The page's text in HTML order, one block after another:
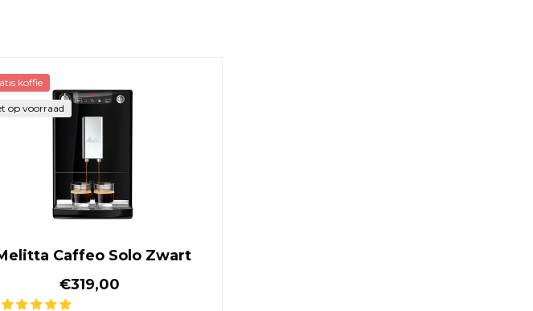
Caffeo Solo Zwart
Normale prijs
€319,00
koffie
op voorraad